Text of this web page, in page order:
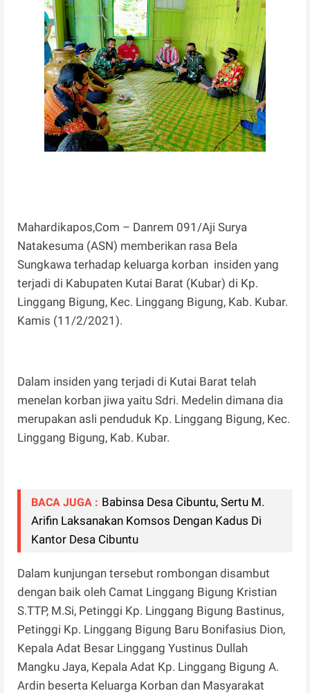
Mahardikapos,Com – Danrem 091/Aji Surya
Natakesuma (ASN) memberikan rasa Bela
Sungkawa terhadap keluarga korban insiden yang
terjadi di Kabupaten Kutai Barat (Kubar) di Kp.
Linggang Bigung, Kec. Linggang Bigung, Kab. Kubar.
Kamis (11/2/2021).
Dalam insiden yang terjadi di Kutai Barat telah
menelan korban jiwa yaitu Sdri. Medelin dimana dia
merupakan asli penduduk Kp. Linggang Bigung, Kec.
Linggang Bigung, Kab. Kubar.
BACA JUGA : Babinsa Desa Cibuntu, Sertu M.
Arifin Laksanakan Komsos Dengan Kadus Di
Kantor Desa Cibuntu
Dalam kunjungan tersebut rombongan disambut
dengan baik oleh Camat Linggang Bigung Kristian
S.TTP, M.Si, Petinggi Kp. Linggang Bigung Bastinus,
Petinggi Kp. Linggang Bigung Baru Bonifasius Dion,
Kepala Adat Besar Linggang Yustinus Dullah
Mangku Jaya, Kepala Adat Kp. Linggang Bigung A.
Ardin beserta Keluarga Korban dan Masyarakat